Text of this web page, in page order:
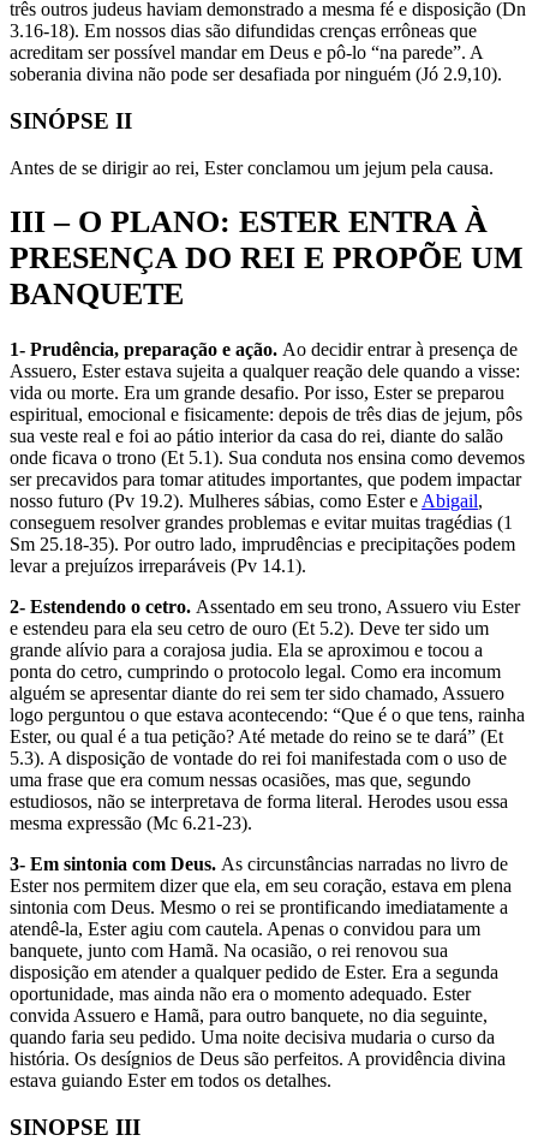
três outros judeus haviam demonstrado a mesma fé e disposição (Dn
3.16-18). Em nossos dias são difundidas crenças errôneas que
acreditam ser possível mandar em Deus e pô-lo “na parede”. A
soberania divina não pode ser desafiada por ninguém (Jó 2.9,10).
SINÓPSE II
Antes de se dirigir ao rei, Ester conclamou um jejum pela causa.
III – O PLANO: ESTER ENTRA À
PRESENÇA DO REI E PROPÕE UM
BANQUETE
1- Prudência, preparação e ação. Ao decidir entrar à presença de
Assuero, Ester estava sujeita a qualquer reação dele quando a visse:
vida ou morte. Era um grande desafio. Por isso, Ester se preparou
espiritual, emocional e fisicamente: depois de três dias de jejum, pôs
sua veste real e foi ao pátio interior da casa do rei, diante do salão
onde ficava o trono (Et 5.1). Sua conduta nos ensina como devemos
ser precavidos para tomar atitudes importantes, que podem impactar
nosso futuro (Pv 19.2). Mulheres sábias, como Ester e Abigail,
conseguem resolver grandes problemas e evitar muitas tragédias (1
Sm 25.18-35). Por outro lado, imprudências e precipitações podem
levar a prejuízos irreparáveis (Pv 14.1).
2- Estendendo o cetro. Assentado em seu trono, Assuero viu Ester
e estendeu para ela seu cetro de ouro (Et 5.2). Deve ter sido um
grande alívio para a corajosa judia. Ela se aproximou e tocou a
ponta do cetro, cumprindo o protocolo legal. Como era incomum
alguém se apresentar diante do rei sem ter sido chamado, Assuero
logo perguntou o que estava acontecendo: “Que é o que tens, rainha
Ester, ou qual é a tua petição? Até metade do reino se te dará” (Et
5.3). A disposição de vontade do rei foi manifestada com o uso de
uma frase que era comum nessas ocasiões, mas que, segundo
estudiosos, não se interpretava de forma literal. Herodes usou essa
mesma expressão (Mc 6.21-23).
3- Em sintonia com Deus. As circunstâncias narradas no livro de
Ester nos permitem dizer que ela, em seu coração, estava em plena
sintonia com Deus. Mesmo o rei se prontificando imediatamente a
atendê-la, Ester agiu com cautela. Apenas o convidou para um
banquete, junto com Hamã. Na ocasião, o rei renovou sua
disposição em atender a qualquer pedido de Ester. Era a segunda
oportunidade, mas ainda não era o momento adequado. Ester
convida Assuero e Hamã, para outro banquete, no dia seguinte,
quando faria seu pedido. Uma noite decisiva mudaria o curso da
história. Os desígnios de Deus são perfeitos. A providência divina
estava guiando Ester em todos os detalhes.
SINOPSE III